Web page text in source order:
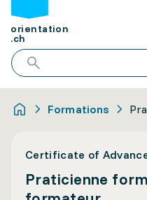
orientation
.ch
Formations
Certificate of
Praticienne